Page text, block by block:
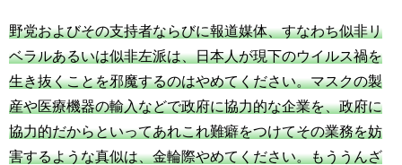
野党およびその支持者ならびに報道媒体、すなわち似非リ
ベラルあるいは似非左派は、日本人が現下のウイルス禍を
生き抜くことを邪魔するのはやめてください。マスクの製
産や医療機器の輸入などで政府に協力的な企業を、政府に
協力的だからといってあれこれ難癖をつけてその業務を妨
害するような真似は、金輪際やめてください。もううんざ